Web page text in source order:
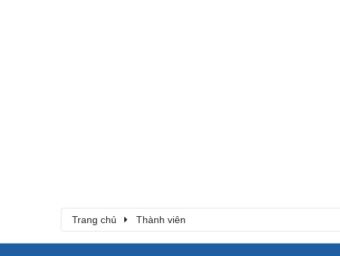
Trang chủ Thành viên